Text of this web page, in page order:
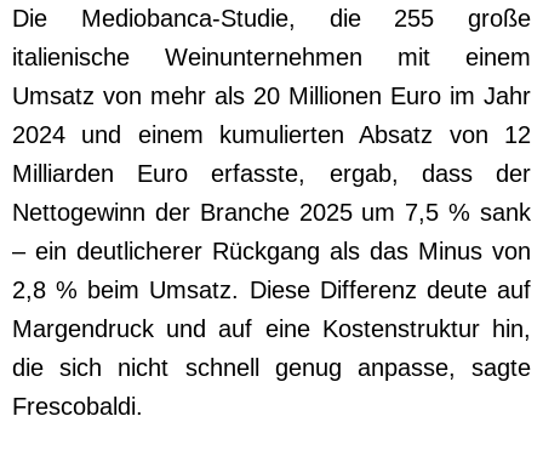
Die Mediobanca-Studie, die 255 große
italienische Weinunternehmen mit einem
Umsatz von mehr als 20 Millionen Euro im Jahr
2024 und einem kumulierten Absatz von 12
Milliarden Euro erfasste, ergab, dass der
Nettogewinn der Branche 2025 um 7,5 % sank
– ein deutlicherer Rückgang als das Minus von
2,8 % beim Umsatz. Diese Differenz deute auf
Margendruck und auf eine Kostenstruktur hin,
die sich nicht schnell genug anpasse, sagte
Frescobaldi.